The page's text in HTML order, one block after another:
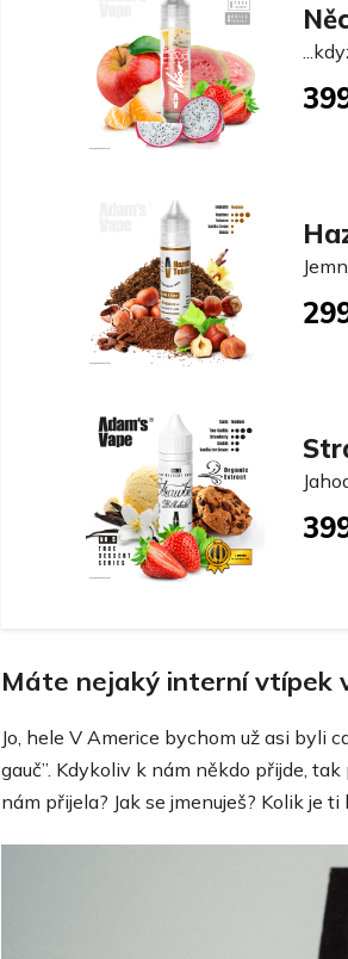
Máte nejaký interní vtípek
Jo, hele V Americe bychom už asi byli
gauč”. Kdykoliv k nám někdo přijde,
nám přijela? Jak se jmenuješ? Kolik je ti